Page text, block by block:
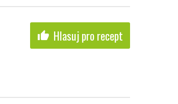
thumb_up Hlasuj pro recept